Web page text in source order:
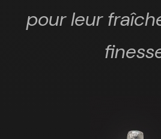
pour leur